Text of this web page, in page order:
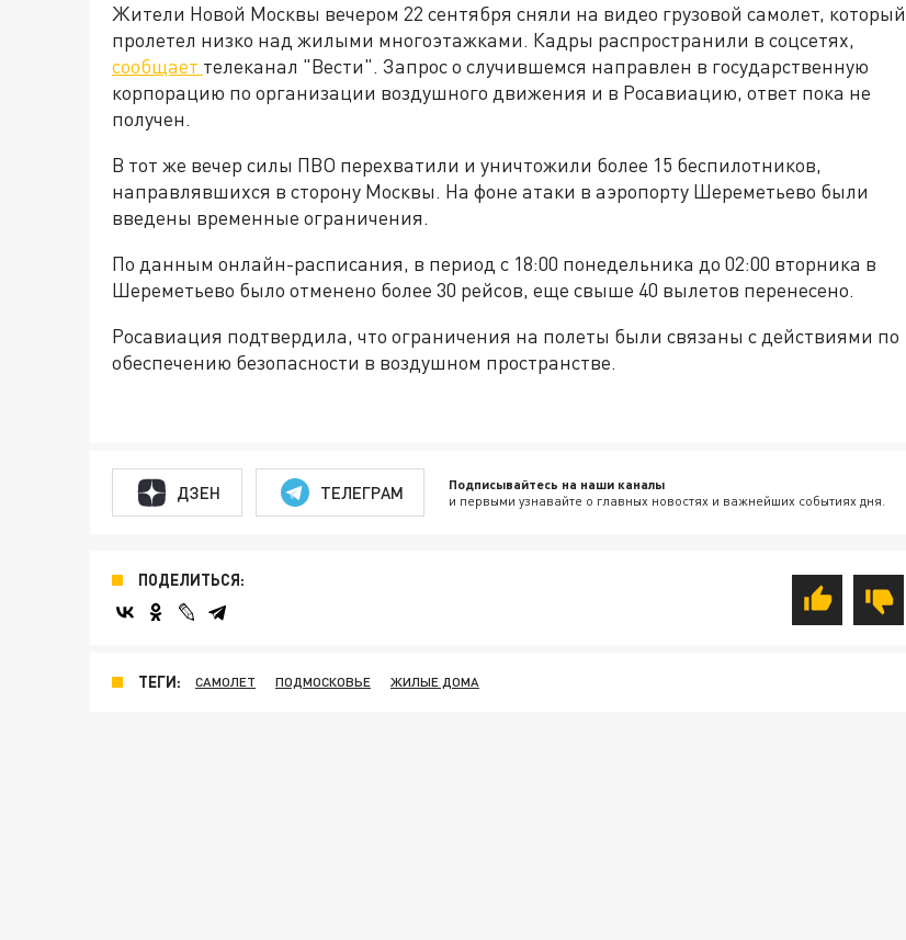
Жители Новой Москвы вечером 22 сентября сняли на видео грузовой самолет, который
пролетел низко над жилыми многоэтажками. Кадры распространили в соцсетях,
сообщает телеканал "Вести". Запрос о случившемся направлен в государственную
корпорацию по организации воздушного движения и в Росавиацию, ответ пока не
получен.
В тот же вечер силы ПВО перехватили и уничтожили более 15 беспилотников,
направлявшихся в сторону Москвы. На фоне атаки в аэропорту Шереметьево были
введены временные ограничения.
По данным онлайн-расписания, в период с 18:00 понедельника до 02:00 вторника в
Шереметьево было отменено более 30 рейсов, еще свыше 40 вылетов перенесено.
Росавиация подтвердила, что ограничения на полеты были связаны с действиями по
обеспечению безопасности в воздушном пространстве.
ДЗЕН ТЕЛЕГРАМ Подписывайтесь на наши каналы
и первыми узнавайте о главных новостях и важнейших событиях дня.
ПОДЕЛИТЬСЯ:
ТЕГИ: САМОЛЕТ ПОДМОСКОВЬЕ ЖИЛЫЕ ДОМА